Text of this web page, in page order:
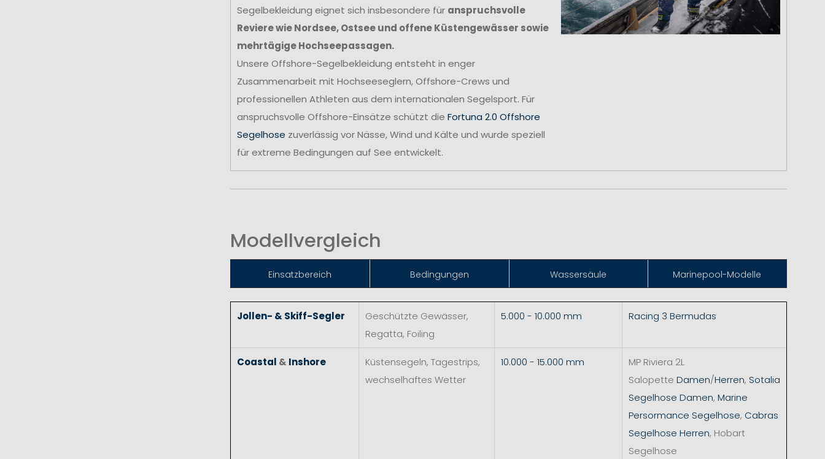
Segelbekleidung eignet sich insbesondere für anspruchsvolle
Reviere wie Nordsee, Ostsee und offene Küstengewässer sowie
mehrtägige Hochseepassagen.
Unsere Offshore-Segelbekleidung entsteht in enger
Zusammenarbeit mit Hochseeseglern, Offshore-Crews und
professionellen Athleten aus dem internationalen Segelsport. Für
anspruchsvolle Offshore-Einsätze schützt die Fortuna 2.0 Offshore
Segelhose zuverlässig vor Nässe, Wind und Kälte und wurde speziell
für extreme Bedingungen auf See entwickelt.
Modellvergleich
Einsatzbereich Bedingungen Wassersäule Marinepool-Modelle
Jollen- & Skiff-Segler
Geschützte Gewässer,
Regatta, Foiling
5.000 - 10.000 mm Racing 3 Bermudas
Coastal & Inshore
Küstensegeln, Tagestrips,
wechselhaftes Wetter
10.000 - 15.000 mm
MP Riviera 2L
Salopette Damen/Herren, Sotalia
Segelhose Damen, Marine
Persormance Segelhose, Cabras
Segelhose Herren, Hobart
Segelhose